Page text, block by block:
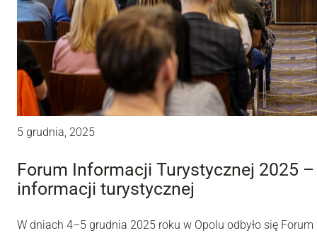
5 grudnia, 2025
Forum Informacji Turystycznej 2025
informacji turystycznej
W dniach 4–5 grudnia 2025 roku w Opolu odbyło się